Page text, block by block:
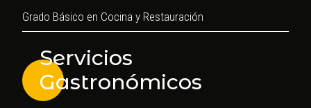
Grado Básico en Cocina y Restauración
Servicios
Gastronómicos